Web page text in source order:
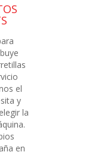
el
y
la
en